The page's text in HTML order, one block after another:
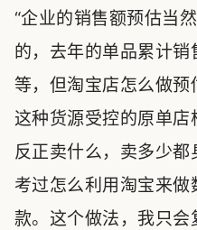
“企业的销售额预估当
的，去年的单品累计
等，但淘宝店怎么做
这种货源受控的原单店
反正卖什么，卖多少
考过怎么利用淘宝来
款。这个做法，我只